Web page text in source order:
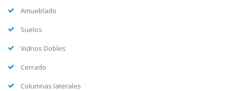
Amueblado
Suelos
Vidrios Dobles
Cerrado
Columnas laterales